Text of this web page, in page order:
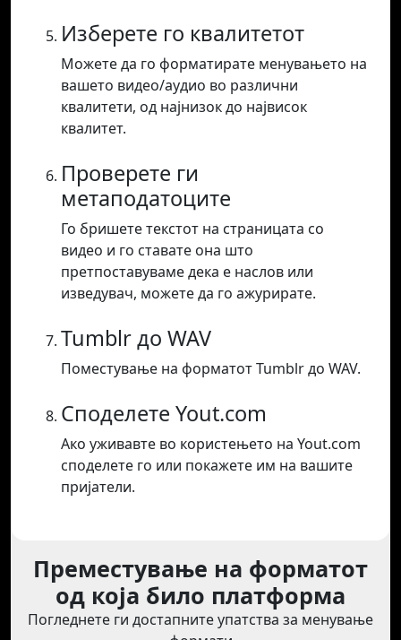
Изберете го квалитетот
Можете да го форматирате менувањето на
вашето видео/аудио во различни
квалитети, од најнизок до највисок
квалитет.
Проверете ги
метаподатоците
Го бришете текстот на страницата со
видео и го ставате она што
претпоставуваме дека е наслов или
изведувач, можете да го ажурирате.
Tumblr до WAV
Поместување на форматот Tumblr до WAV.
Споделете Yout.com
Ако уживавте во користењето на Yout.com
споделете го или покажете им на вашите
пријатели.
Преместување на форматот
од која било платформа
Погледнете ги достапните упатства за менување